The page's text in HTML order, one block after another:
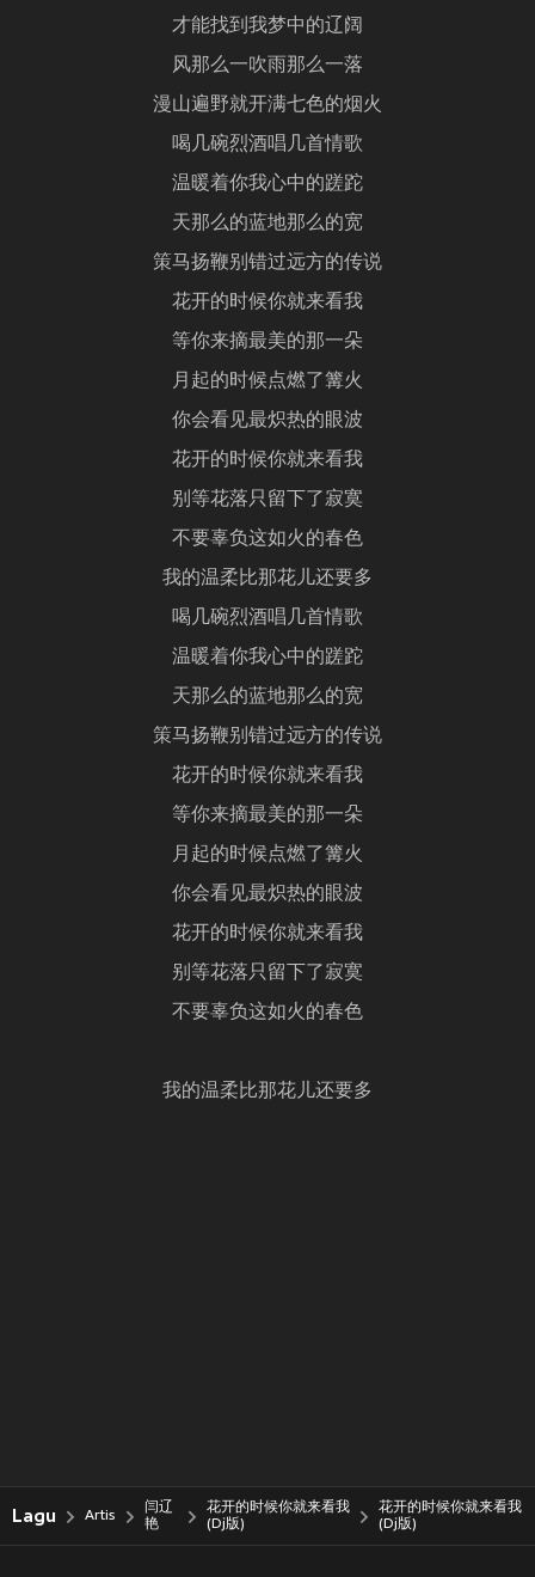
才能找到我梦中的辽阔
风那么一吹雨那么一落
漫山遍野就开满七色的烟火
喝几碗烈酒唱几首情歌
温暖着你我心中的蹉跎
天那么的蓝地那么的宽
策马扬鞭别错过远方的传说
花开的时候你就来看我
等你来摘最美的那一朵
月起的时候点燃了篝火
你会看见最炽热的眼波
花开的时候你就来看我
别等花落只留下了寂寞
不要辜负这如火的春色
我的温柔比那花儿还要多
喝几碗烈酒唱几首情歌
温暖着你我心中的蹉跎
天那么的蓝地那么的宽
策马扬鞭别错过远方的传说
花开的时候你就来看我
等你来摘最美的那一朵
月起的时候点燃了篝火
你会看见最炽热的眼波
花开的时候你就来看我
别等花落只留下了寂寞
不要辜负这如火的春色
我的温柔比那花儿还要多
Lagu Artis
闫辽
艳
花开的时候你就来看我
(Dj版)
花开的时候你就来看我
(Dj版)